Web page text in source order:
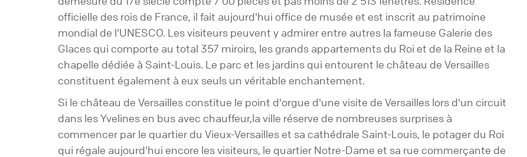
officielle des rois de France, il fait aujourd'hui office de musée et est inscrit au patrimoine
mondial de l'UNESCO. Les visiteurs peuvent y admirer entre autres la fameuse Galerie des
Glaces qui comporte au total 357 miroirs, les grands appartements du Roi et de la Reine et la
chapelle dédiée à Saint-Louis. Le parc et les jardins qui entourent le château de Versailles
constituent également à eux seuls un véritable enchantement.
Si le château de Versailles constitue le point d'orgue d'une visite de Versailles lors d'un circuit
dans les Yvelines en bus avec chauffeur,la ville réserve de nombreuses surprises à
commencer par le quartier du Vieux-Versailles et sa cathédrale Saint-Louis, le potager du Roi
qui régale aujourd'hui encore les visiteurs, le quartier Notre-Dame et sa rue commerçante de